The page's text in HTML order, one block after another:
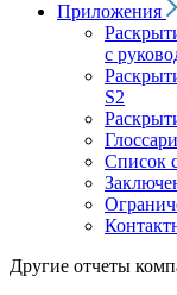
Приложения
с
S2
Список
Другие отчеты